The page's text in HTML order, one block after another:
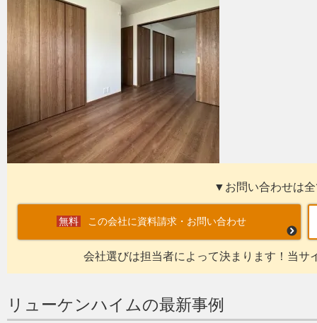
▼お問い合わせは
この会社に資料請求・お問い合わせ
会社選びは担当者によって決まります！当サ
リューケンハイムの最新事例